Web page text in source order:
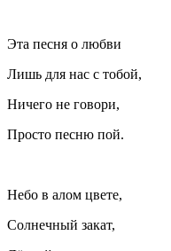
Эта песня о любви
Лишь для нас с тобой,
Ничего не говори,
Просто песню пой.
Небо в алом цвете,
Солнечный закат,